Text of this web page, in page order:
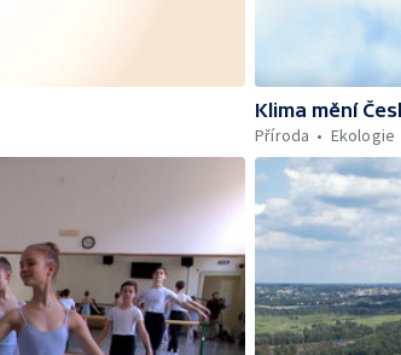
Klima mění
Příroda
Ekologie